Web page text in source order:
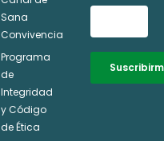
Sana
Convivencia
Programa
de
Integridad
y Código
de Ética